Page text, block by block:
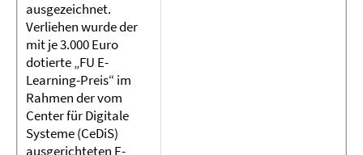
ausgezeichnet.
Verliehen wurde der
mit je 3.000 Euro
dotierte „FU E-
Learning-Preis“ im
Rahmen der vom
Center für Digitale
Systeme (CeDiS)
ausgerichteten E-